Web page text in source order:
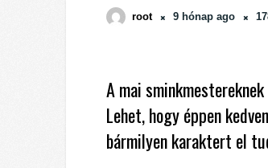
root 9 hónap ago
A mai
Lehet, hogy éppen
bármilyen karaktert el